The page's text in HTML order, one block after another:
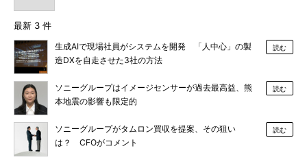
最新 3 件
生成AIで現場社員がシステムを開発 「人中心」の製
造DXを自走させた3社の方法
読む
ソニーグループはイメージセンサーが過去最高益、熊
本地震の影響も限定的
読む
ソニーグループがタムロン買収を提案、その狙い
は？ CFOがコメント
読む